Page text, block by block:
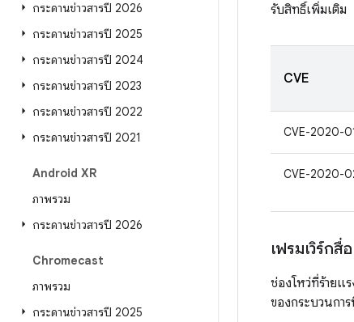
กระดานข่าวสารปี 2026
กระดานข่าวสารปี 2025
กระดานข่าวสารปี 2024
กระดานข่าวสารปี 2023
กระดานข่าวสารปี 2022
กระดานข่าวสารปี 2021
Android XR
ภาพรวม
กระดานข่าวสารปี 2026
Chromecast
ภาพรวม
กระดานข่าวสารปี 2025
รับสิทธิ์เพิ่มเติม
CVE
CVE-2020-
CVE-2020-
เฟรมเวิร์กสื่อ
ช่องโหว่ที่ร้ายแ
ของกระบวนกา